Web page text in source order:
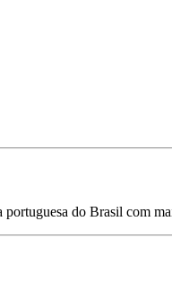
do Brasil com